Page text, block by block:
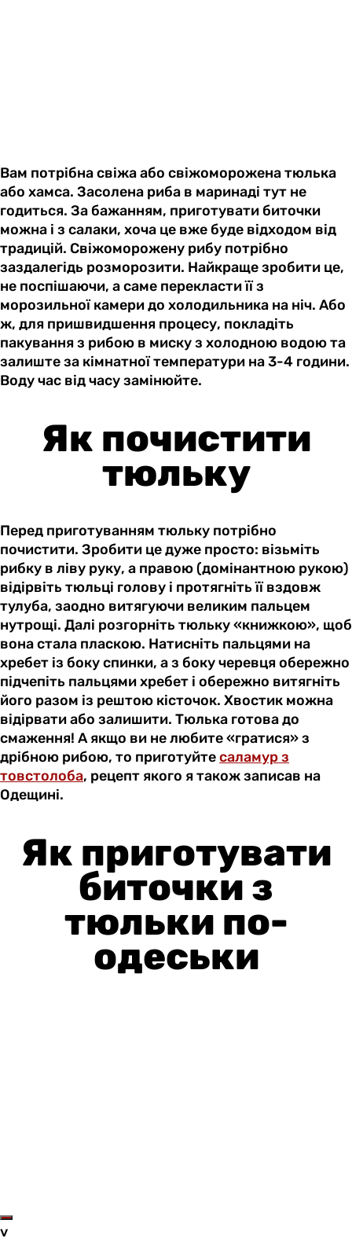
Вам потрібна свіжа або свіжоморожена тюлька
або хамса. Засолена риба в маринаді тут не
годиться. За бажанням, приготувати биточки
можна і з салаки, хоча це вже буде відходом від
традицій. Свіжоморожену рибу потрібно
заздалегідь розморозити. Найкраще зробити це,
не поспішаючи, а саме перекласти її з
морозильної камери до холодильника на ніч. Або
ж, для пришвидшення процесу, покладіть
пакування з рибою в миску з холодною водою та
залиште за кімнатної температури на 3-4 години.
Воду час від часу замінюйте.
Як почистити
тюльку
Перед приготуванням тюльку потрібно
почистити. Зробити це дуже просто: візьміть
рибку в ліву руку, а правою (домінантною рукою)
відірвіть тюльці голову і протягніть її вздовж
тулуба, заодно витягуючи великим пальцем
нутрощі. Далі розгорніть тюльку «книжкою», щоб
вона стала пласкою. Натисніть пальцями на
хребет із боку спинки, а з боку черевця обережно
підчепіть пальцями хребет і обережно витягніть
його разом із рештою кісточок. Хвостик можна
відірвати або залишити. Тюлька готова до
смаження! А якщо ви не любите «гратися» з
дрібною рибою, то приготуйтесаламур з
товстолоба, рецепт якого я також записав на
Одещині.
Як приготувати
биточки з
тюльки по-
одеськи
v